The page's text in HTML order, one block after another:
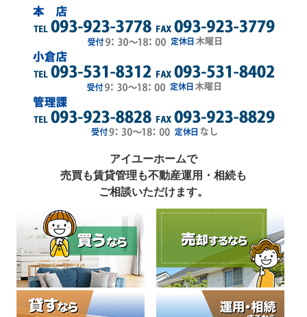
アイユーホームで
売買も賃貸管理も不動産運用・相続も
ご相談いただけます。